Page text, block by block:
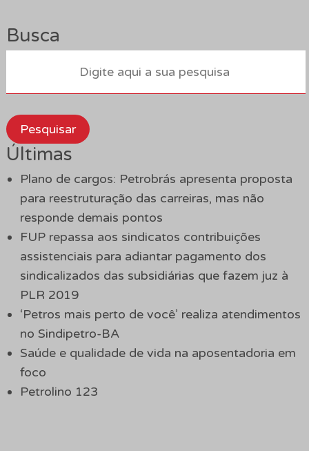
Busca
Pesquisar
Últimas
Plano de cargos: Petrobrás apresenta proposta
para reestruturação das carreiras, mas não
responde demais pontos
FUP repassa aos sindicatos contribuições
assistenciais para adiantar pagamento dos
sindicalizados das subsidiárias que fazem juz à
PLR 2019
‘Petros mais perto de você’ realiza atendimentos
no Sindipetro-BA
Saúde e qualidade de vida na aposentadoria em
foco
Petrolino 123